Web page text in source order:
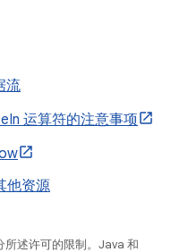
流
运算符的注意事项
他资源
所述许可的限制。Java 和